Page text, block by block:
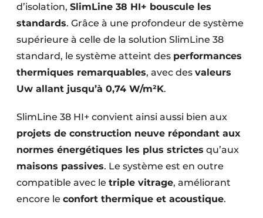
d’isolation, SlimLine 38 HI+ bouscule les
standards. Grâce à une profondeur de système
supérieure à celle de la solution SlimLine 38
standard, le système atteint des performances
thermiques remarquables, avec des valeurs
Uw allant jusqu’à 0,74 W/m²K.
SlimLine 38 HI+ convient ainsi aussi bien aux
projets de construction neuve répondant aux
normes énergétiques les plus strictes qu’aux
maisons passives. Le système est en outre
compatible avec le triple vitrage, améliorant
encore le confort thermique et acoustique.